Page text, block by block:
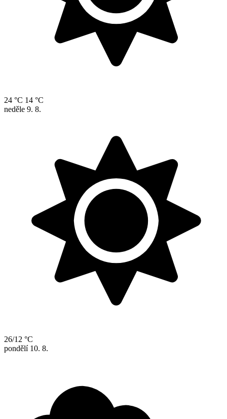
24 °C 14 °C
neděle 9. 8.
26/12 °C
pondělí 10. 8.